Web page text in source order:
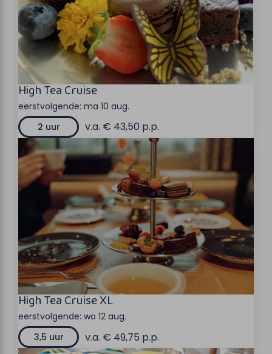
High Tea Cruise
eerstvolgende: ma 10 aug.
2 uur
v.a. € 43,50 p.p.
High Tea Cruise XL
eerstvolgende: wo 12 aug.
3,5 uur
v.a. € 49,75 p.p.